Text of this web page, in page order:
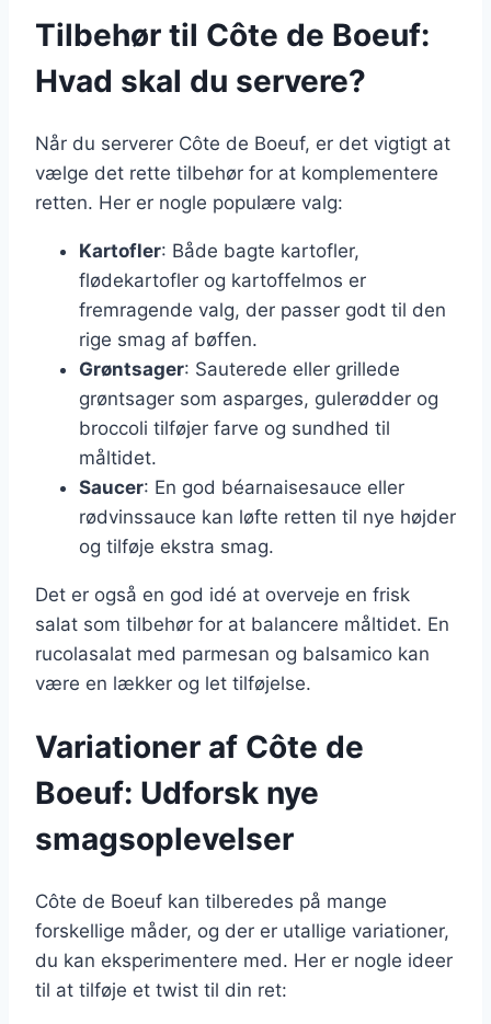
Tilbehør til Côte de Boeuf:
Hvad skal du servere?
Når du serverer Côte de Boeuf, er det vigtigt at
vælge det rette tilbehør for at komplementere
retten. Her er nogle populære valg:
Kartofler: Både bagte kartofler,
flødekartofler og kartoffelmos er
fremragende valg, der passer godt til den
rige smag af bøffen.
Grøntsager: Sauterede eller grillede
grøntsager som asparges, gulerødder og
broccoli tilføjer farve og sundhed til
måltidet.
Saucer: En god béarnaisesauce eller
rødvinssauce kan løfte retten til nye højder
og tilføje ekstra smag.
Det er også en god idé at overveje en frisk
salat som tilbehør for at balancere måltidet. En
rucolasalat med parmesan og balsamico kan
være en lækker og let tilføjelse.
Variationer af Côte de
Boeuf: Udforsk nye
smagsoplevelser
Côte de Boeuf kan tilberedes på mange
forskellige måder, og der er utallige variationer,
du kan eksperimentere med. Her er nogle ideer
til at tilføje et twist til din ret: